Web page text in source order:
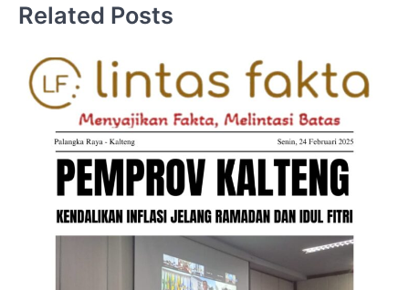
Related Posts